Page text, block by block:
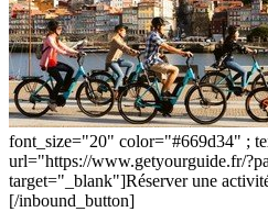
font_size="20" color="#669d34" ;
url="https://www.getyourguide.fr/
target="_blank"]Réserver une
[/inbound_button]